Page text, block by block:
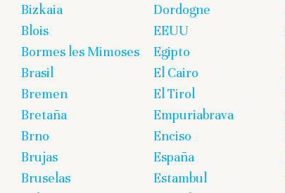
Bizkaia
Blois
Bormes les Mimoses
Brasil
Bremen
Bretaña
Brno
Brujas
Bruselas
Dordogne
EEUU
Egipto
El Cairo
El Tirol
Empuriabrava
Enciso
España
Estambul